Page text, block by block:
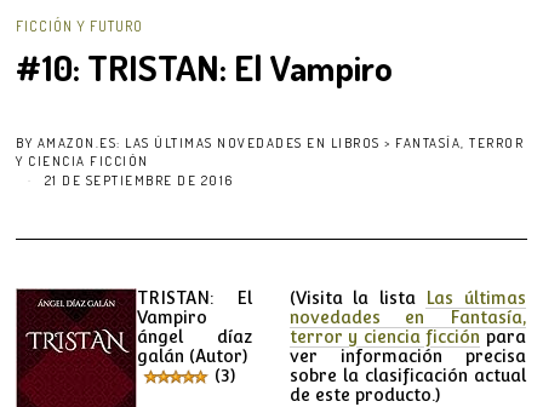
FICCIÓN Y FUTURO
#10: TRISTAN: El Vampiro
BY AMAZON.ES: LAS ÚLTIMAS NOVEDADES EN LIBROS > FANTASÍA, TERROR
Y CIENCIA FICCIÓN
21 DE SEPTIEMBRE DE 2016
TRISTAN: El
Vampiro
ángel díaz
galán (Autor)
(3)
(Visita la lista
Las últimas
novedades en Fantasía,
terror y ciencia ficción para
ver información precisa
sobre la clasificación actual
de este producto.)